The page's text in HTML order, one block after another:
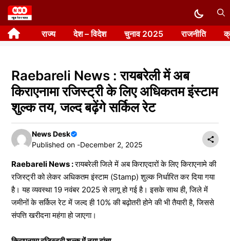
Skip
to
content राज्य देश – विदेश चुनाव 2025 राजनीति
Raebareli News : रायबरेली में अब
किराएनामा रजिस्ट्री के लिए अधिकतम इंस्टाम
शुल्क तय, जल्द बढ़ेंगे सर्किल रेट
News Desk
Published on -December 2, 2025
Raebareli News :रायबरेली जिले में अब किराएदारों के लिए किराएनामे की
रजिस्ट्री को लेकर अधिकतम इंस्टाम (Stamp) शुल्क निर्धारित कर दिया गया
है। यह व्यवस्था 19 नवंबर 2025 से लागू हो गई है। इसके साथ ही, जिले में
जमीनों के सर्किल रेट में जल्द ही 10% की बढ़ोतरी होने की भी तैयारी है, जिससे
संपत्ति खरीदना महंगा हो जाएगा।